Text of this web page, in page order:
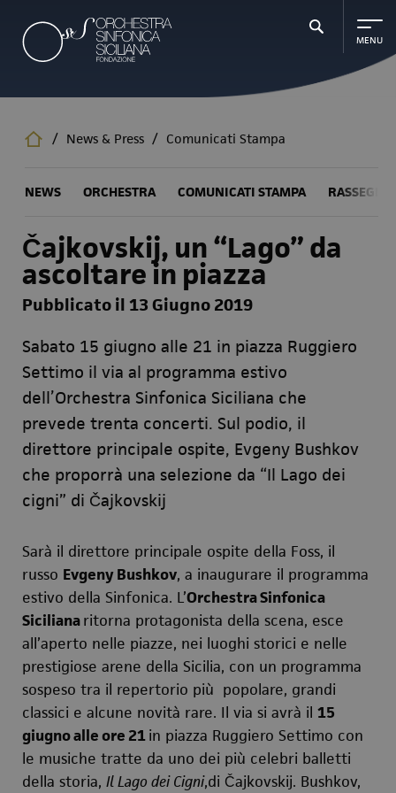
contenuto
principale
/ News & Press / Comunicati Stampa
NEWS ORCHESTRA COMUNICATI STAMPA
Čajkovskij, un “Lago” da
ascoltare in piazza
Pubblicato il 13 Giugno 2019
Sabato 15 giugno alle 21 in piazza Ruggiero
Settimo il via al programma estivo
dell’Orchestra Sinfonica Siciliana che
prevede trenta concerti. Sul podio, il
direttore principale ospite, Evgeny Bushkov
che proporrà una selezione da “Il Lago dei
cigni” di Čajkovskij
Sarà il direttore principale ospite della Foss, il
russo Evgeny Bushkov, a inaugurare il programma
estivo della Sinfonica. L’Orchestra Sinfonica
Sicilianaritorna protagonista della scena, esce
all’aperto nelle piazze, nei luoghi storici e nelle
prestigiose arene della Sicilia, con un programma
sospeso tra il repertorio più popolare, grandi
classici e alcune novità rare. Il via si avrà il 15
giugno alle ore 21in piazza Ruggiero Settimo con
le musiche tratte da uno dei più celebri balletti
della storia, Il Lago dei Cigni,di Čajkovskij. Bushkov,